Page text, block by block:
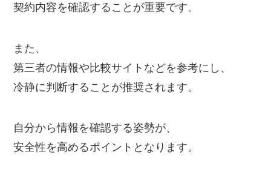
契約内容を確認することが重要です。
また、
第三者の情報や比較サイトなどを参考にし、
冷静に判断することが推奨されます。
自分から情報を確認する姿勢が、
安全性を高めるポイントとなります。